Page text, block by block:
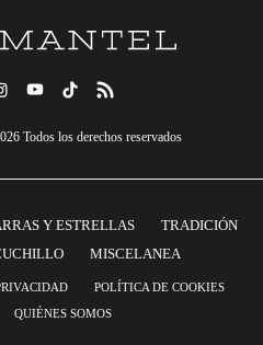
Todos los derechos reservados
Y ESTRELLAS
TRADICIÓN
MISCELANEA
POLÍTICA DE COOKIES
QUIÉNES SOMOS